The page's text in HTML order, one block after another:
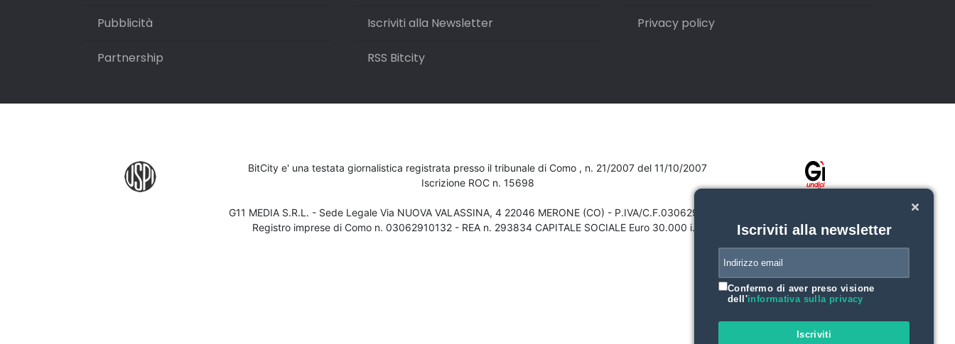
Pubblicità
Partnership
Iscriviti alla Newsletter
RSS Bitcity
Privacy policy
BitCity e' una testata giornalistica registrata presso il tribunale di Como , n. 21/2007 del 11/10/2007
Iscrizione ROC n. 15698
G11 MEDIA S.R.L. - Sede Legale Via NUOVA VALASSINA, 4 22046 MERONE (CO) - P.IVA/C.F.03062910132
Registro imprese di Como n. 03062910132 - REA n. 293834 CAPITALE SOCIALE Euro 30.000 i.v.
Iscriviti alla newsletter
Confermo di aver preso visione
dell'informativa sulla privacy
Iscriviti